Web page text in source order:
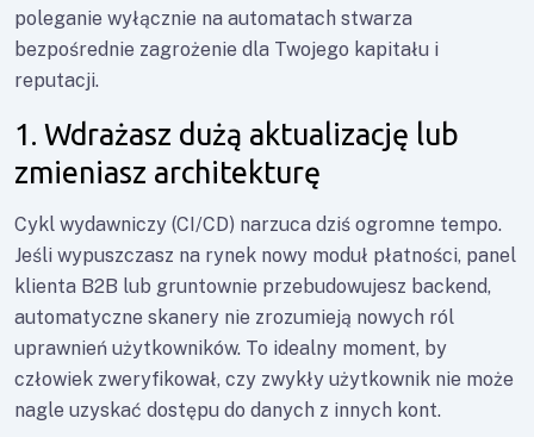
poleganie wyłącznie na automatach stwarza
bezpośrednie zagrożenie dla Twojego kapitału i
reputacji.
1. Wdrażasz dużą aktualizację lub
zmieniasz architekturę
Cykl wydawniczy (CI/CD) narzuca dziś ogromne tempo.
Jeśli wypuszczasz na rynek nowy moduł płatności, panel
klienta B2B lub gruntownie przebudowujesz backend,
automatyczne skanery nie zrozumieją nowych ról
uprawnień użytkowników. To idealny moment, by
człowiek zweryfikował, czy zwykły użytkownik nie może
nagle uzyskać dostępu do danych z innych kont.